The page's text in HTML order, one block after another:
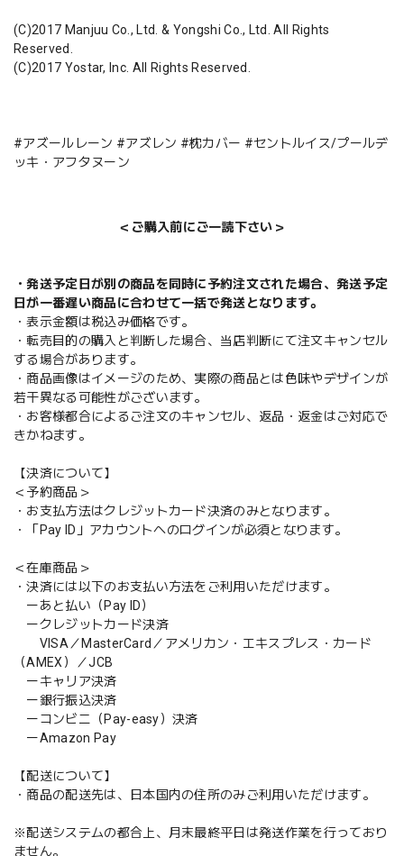
(C)2017 Manjuu Co., Ltd. & Yongshi Co., Ltd. All Rights
Reserved.
(C)2017 Yostar, Inc. All Rights Reserved.
#アズールレーン #アズレン #枕カバー #セントルイス/プールデ
ッキ・アフタヌーン
＜ご購入前にご一読下さい＞
・発送予定日が別の商品を同時に予約注文された場合、発送予定
日が一番遅い商品に合わせて一括で発送となります。
・表示金額は税込み価格です。
・転売目的の購入と判断した場合、当店判断にて注文キャンセル
する場合があります。
・商品画像はイメージのため、実際の商品とは色味やデザインが
若干異なる可能性がございます。
・お客様都合によるご注文のキャンセル、返品・返金はご対応で
きかねます。
【決済について】
＜予約商品＞
・お支払方法はクレジットカード決済のみとなります。
・「Pay ID」アカウントへのログインが必須となります。
＜在庫商品＞
・決済には以下のお支払い方法をご利用いただけます。
ーあと払い（Pay ID）
ークレジットカード決済
VISA／MasterCard／アメリカン・エキスプレス・カード
（AMEX）／JCB
ーキャリア決済
ー銀行振込決済
ーコンビニ（Pay-easy）決済
ーAmazon Pay
【配送について】
・商品の配送先は、日本国内の住所のみご利用いただけます。
※配送システムの都合上、月末最終平日は発送作業を行っており
ません。